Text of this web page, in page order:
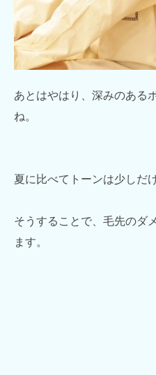
あとはやはり、深みのある
ね。
夏に比べてトーンは少しだ
そうすることで、毛先のダ
ます。